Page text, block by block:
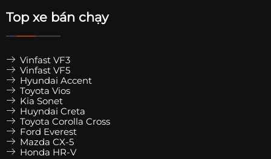
Top xe bán chạy
Vinfast VF3
Vinfast VF5
Hyundai Accent
Toyota Vios
Kia Sonet
Huyndai Creta
Toyota Corolla Cross
Ford Everest
Mazda CX-5
Honda HR-V